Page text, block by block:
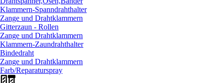
Klammern-Spanndrahthalter
Zange und Drahtklammern
Gitterzaun - Rollen
Zange und Drahtklammern
Klammern-Zaundrahthalter
Bindedraht
Zange und Drahtklammern
Farb/Reparaturspray